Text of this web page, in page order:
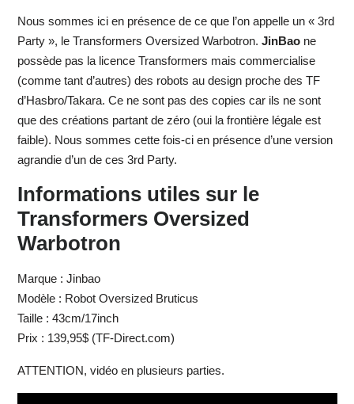
Nous sommes ici en présence de ce que l’on appelle un « 3rd
Party », le Transformers Oversized Warbotron. JinBaone
possède pas la licence Transformers mais commercialise
(comme tant d’autres) des robots au design proche des TF
d’Hasbro/Takara. Ce ne sont pas des copies car ils ne sont
que des créations partant de zéro (oui la frontière légale est
faible). Nous sommes cette fois-ci en présence d’une version
agrandie d’un de ces 3rd Party.
Informations utiles sur le
Transformers Oversized
Warbotron
Marque : Jinbao
Modèle : Robot Oversized Bruticus
Taille : 43cm/17inch
Prix : 139,95$ (TF-Direct.com)
ATTENTION, vidéo en plusieurs parties.